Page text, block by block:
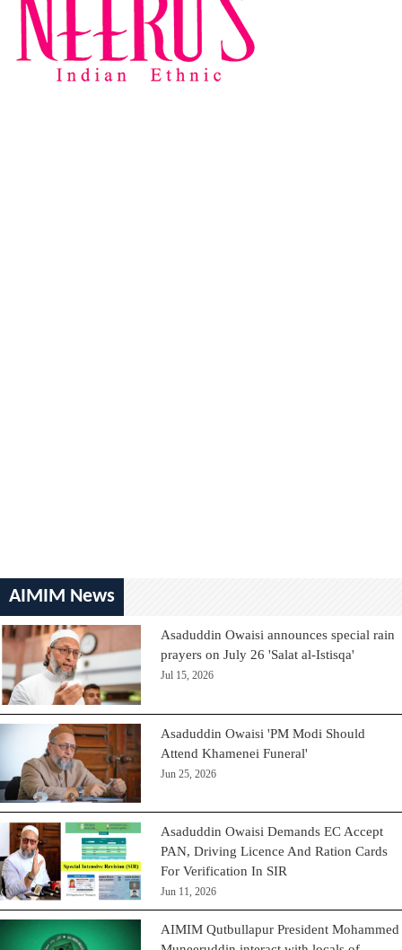
AIMIM News
Asaduddin Owaisi announces special rain
prayers on July 26 'Salat al-Istisqa'
Jul 15, 2026
Asaduddin Owaisi 'PM Modi Should
Attend Khamenei Funeral'
Jun 25, 2026
Asaduddin Owaisi Demands EC Accept
PAN, Driving Licence And Ration Cards
For Verification In SIR
Jun 11, 2026
AIMIM Qutbullapur President Mohammed